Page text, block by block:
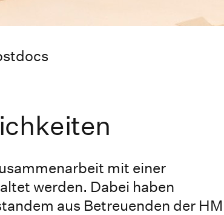
mit einer
werden. Dabei haben
aus Betreuenden der HM